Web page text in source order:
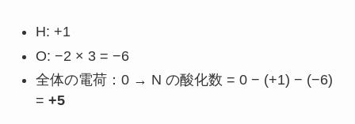
H: +1
O: −2 × 3 = −6
全体の電荷：0 → N の酸化数 = 0 − (+1) − (−6)
= +5